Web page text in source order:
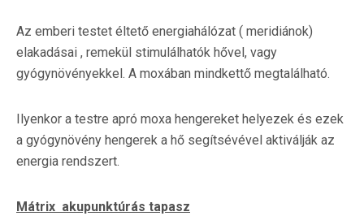
Az emberi testet éltető energiahálózat ( meridiánok)
elakadásai , remekül stimulálhatók hővel, vagy
gyógynövényekkel. A moxában mindkettő megtalálható.
Ilyenkor a testre apró moxa hengereket helyezek és ezek
a gyógynövény hengerek a hő segítsévével aktiválják az
energia rendszert.
Mátrix akupunktúrás tapasz